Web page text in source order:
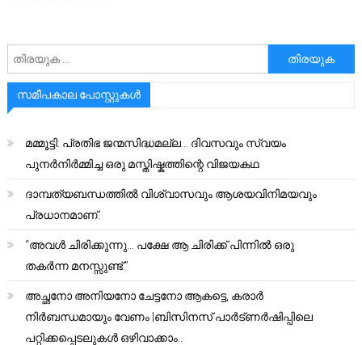
അനേഷിക്കുക
സമീപകാല പോസ്റ്റുകൾ
മമ്മൂട്ടി: പ്രതിഭ ജന്മസിദ്ധമല്ല… ദിവസവും സ്വയം
പുനർനിർമ്മിച്ച ഒരു മസ്തിഷ്കത്തിന്റെ വിജയകഥ
ദാമ്പത്യബന്ധത്തിൽ വിശ്വാസവും ആശയവിനിമയവും
പ്രധാനമാണ്.
“അവൾ ചിരിക്കുന്നു… പക്ഷേ ആ ചിരിക്ക് പിന്നിൽ ഒരു
തകർന്ന മനസ്സുണ്ട്.”
അച്ഛനോ അനിയനോ ചേട്ടനോ ആകട്ടെ, കരാർ
നിർബന്ധമായും വേണം |ബിസിനസ് പാർട്ണർഷിപ്പിലെ
പറ്റിക്കപ്പെടലുകൾ ഒഴിവാക്കാം..